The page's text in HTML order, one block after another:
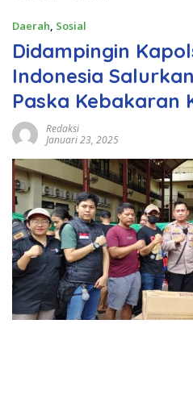
Daerah, Sosial
Didampingin
Indonesia
Paska Kebakaran
Redaksi
Januari 23, 2025